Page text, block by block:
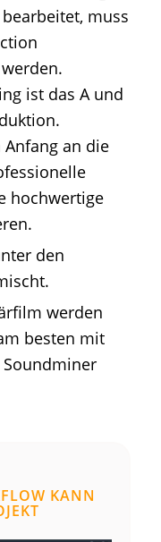
muss
ist das A und
an die
hochwertige
den
werden
besten mit
KANN